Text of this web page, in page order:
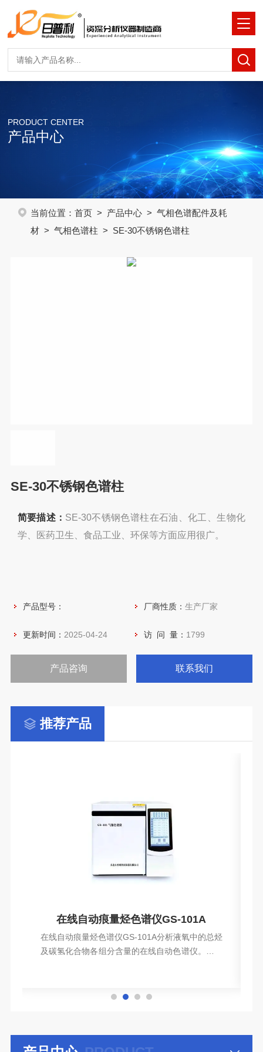
PRODUCT CENTER
产品中心
当前位置： 首页> 产品中心> 气相色谱配件及耗
材> 气相色谱柱 > SE-30不锈钢色谱柱
SE-30不锈钢色谱柱
简要描述： SE-30不锈钢色谱柱在石油、化工、生物化
学、医药卫生、食品工业、环保等方面应用很广。
产品型号： 厂商性质： 生产厂家
更新时间： 2025-04-24 访 问 量： 1799
产品咨询 联系我们
推荐产品
在线自动痕量烃色谱仪GS-101A
在线自动痕量烃色谱仪GS-101A分析液氧中的总烃
及碳氢化合物各组分含量的在线自动色谱仪。它工